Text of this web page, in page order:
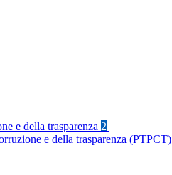
e della trasparenza 2
e della trasparenza (PTPCT)